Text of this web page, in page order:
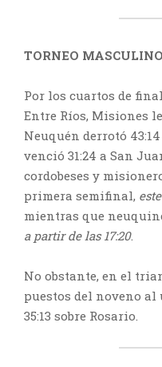
TORNEO
Por los cuartos de
Entre Ríos, Misiones le
Neuquén derrotó
venció 31:24 a San
cordobeses y
primera semifinal,
mientras que
a partir de las 17:20.
No obstante, en el
puestos del noveno al
35:13 sobre Rosario.